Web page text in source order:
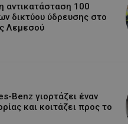
αντικατάσταση 100
δικτύου ύδρευσης στο
Λεμεσού
Benz γιορτάζει έναν
και κοιτάζει προς το